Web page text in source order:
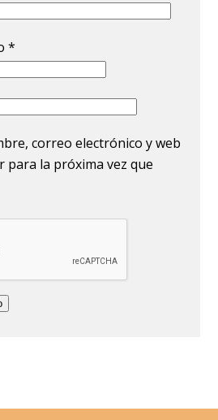
*
correo electrónico y web
para la próxima vez que